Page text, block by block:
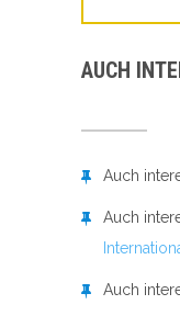
AUCH
Auch
Auch
Auch